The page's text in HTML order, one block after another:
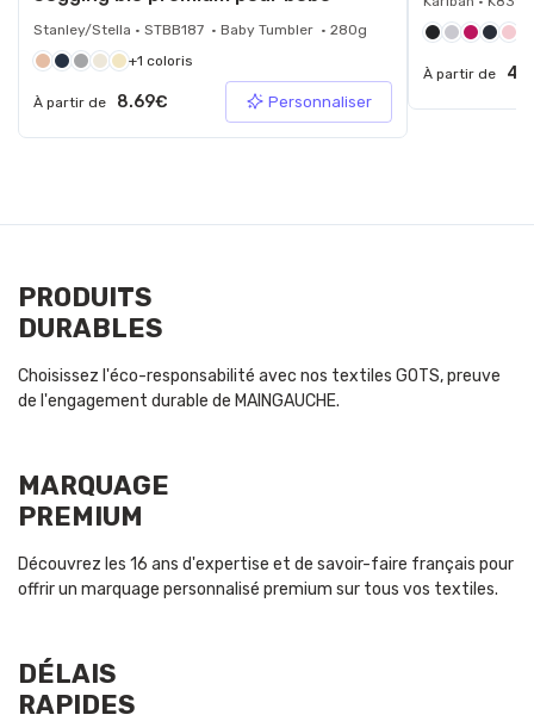
Stanley/Stella • STBB187 • Baby Tumbler • 280g
+1 coloris
À partir de 8.69€ Personnaliser
À partir de
PRODUITS
DURABLES
Choisissez l'éco-responsabilité avec nos textiles GOTS, preuve
de l'engagement durable de MAINGAUCHE.
MARQUAGE
PREMIUM
Découvrez les 16 ans d'expertise et de savoir-faire français pour
offrir un marquage personnalisé premium sur tous vos textiles.
DÉLAIS
RAPIDES